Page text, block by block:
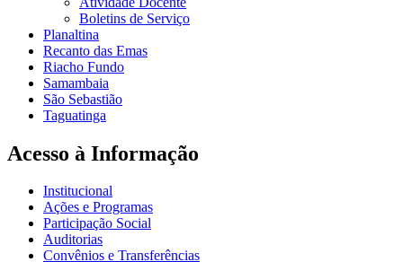
Boletins de Serviço
Planaltina
Recanto das Emas
Riacho Fundo
Samambaia
São Sebastião
Taguatinga
Acesso à Informação
Institucional
Ações e Programas
Participação Social
Auditorias
Convênios e Transferências